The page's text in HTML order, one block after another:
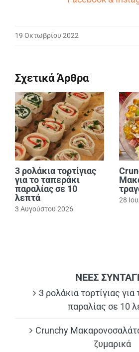
19 Οκτωβρίου 2022
Σχετικά Άρθρα
3 ρολάκια τορτίγιας
για το ταπεράκι
παραλίας σε 10
λεπτά
3 Αυγούστου 2026
28
ΝΕΕΣ
3 ρολάκια τορτίγιας για
παραλίας σε 10
Crunchy
ζυμαρικά